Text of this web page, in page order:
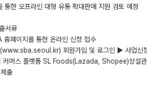
통한 오프라인 대형 유통 확대판매 지원 검토 예정
서류
페이지를 통한 온라인 신청 접수
회원가입 및 로그인 ▶ 사업신
머스 플랫폼 SL Foods(Lazada, Shopee)상설관
출